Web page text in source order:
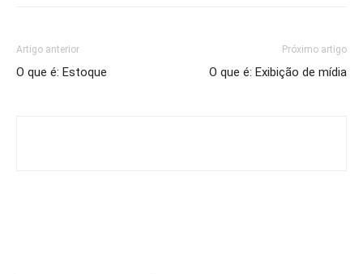
Artigo anterior
O que é: Estoque
Próximo artigo
O que é: Exibição de mídia